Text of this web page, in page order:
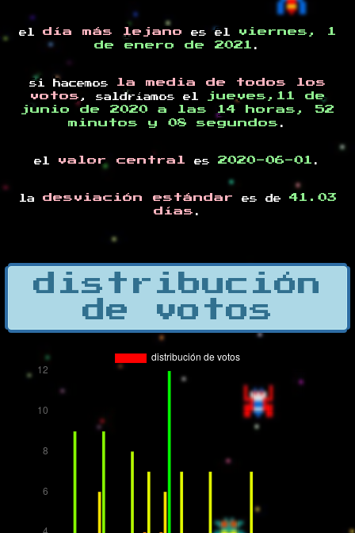
el día más lejano es el
viernes, 1
de enero de 2021 .
si hacemos
la media de todos los
votos , saldríamos el
jueves,11 de
junio de 2020 a las 14 horas, 52
minutos y 08 segundos .
el valor central es 2020-06-01 .
la desviación estándar es de 41.03
días .
distribución
de votos